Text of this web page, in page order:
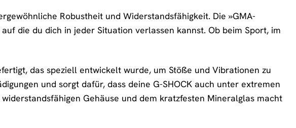
Robustheit und Widerstandsfähigkeit. Die »GMA-
die du dich in jeder Situation verlassen kannst. Ob beim Sport, im
das speziell entwickelt wurde, um Stöße und Vibrationen zu
und sorgt dafür, dass deine G-SHOCK auch unter extremen
Gehäuse und dem kratzfesten Mineralglas macht